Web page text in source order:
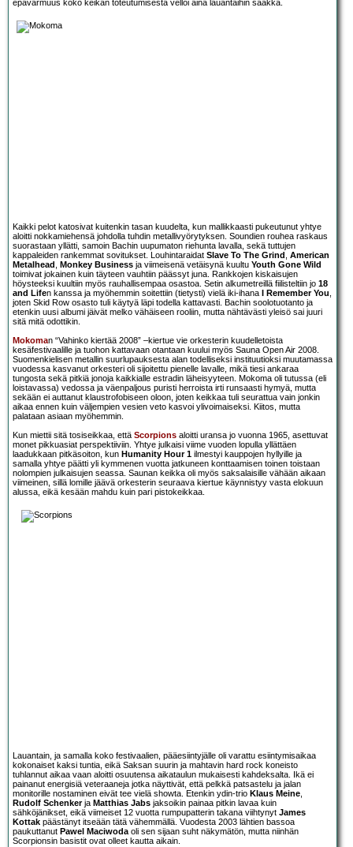
epävarmuus koko keikan toteutumisesta velloi aina lauantaihin saakka.
Kaikki pelot katosivat kuitenkin tasan kuudelta, kun mallikkaasti pukeutunut yhtye
aloitti nokkamiehensä johdolla tuhdin metallivyörytyksen. Soundien rouhea raskaus
suorastaan yllätti, samoin Bachin uupumaton riehunta lavalla, sekä tuttujen
kappaleiden rankemmat sovitukset. Louhintaraidat Slave To The Grind , American
Metalhead , Monkey Business ja viimeisenä vetäisynä kuultu Youth Gone Wild
toimivat jokainen kuin täyteen vauhtiin päässyt juna. Rankkojen kiskaisujen
höysteeksi kuultiin myös rauhallisempaa osastoa. Setin alkumetreillä fiilisteltiin jo 18
and Lifen kanssa ja myöhemmin soitettiin (tietysti) vielä iki-ihana I Remember You,
joten Skid Row osasto tuli käytyä läpi todella kattavasti. Bachin soolotuotanto ja
etenkin uusi albumi jäivät melko vähäiseen rooliin, mutta nähtävästi yleisö sai juuri
sitä mitä odottikin.
Mokoman “Vahinko kiertää 2008” –kiertue vie orkesterin kuudelletoista
kesäfestivaalille ja tuohon kattavaan otantaan kuului myös Sauna Open Air 2008.
Suomenkielisen metallin suurlupauksesta alan todelliseksi instituutioksi muutamassa
vuodessa kasvanut orkesteri oli sijoitettu pienelle lavalle, mikä tiesi ankaraa
tungosta sekä pitkiä jonoja kaikkialle estradin läheisyyteen. Mokoma oli tutussa (eli
loistavassa) vedossa ja väenpaljous puristi herroista irti runsaasti hymyä, mutta
sekään ei auttanut klaustrofobiseen oloon, joten keikkaa tuli seurattua vain jonkin
aikaa ennen kuin väljempien vesien veto kasvoi ylivoimaiseksi. Kiitos, mutta
palataan asiaan myöhemmin.
Kun miettii sitä tosiseikkaa, että Scorpions aloitti uransa jo vuonna 1965, asettuvat
monet pikkuasiat perspektiiviin. Yhtye julkaisi viime vuoden lopulla yllättäen
laadukkaan pitkäsoiton, kun Humanity Hour 1 ilmestyi kauppojen hyllyille ja
samalla yhtye päätti yli kymmenen vuotta jatkuneen konttaamisen toinen toistaan
nolompien julkaisujen seassa. Saunan keikka oli myös saksalaisille vähään aikaan
viimeinen, sillä lomille jäävä orkesterin seuraava kiertue käynnistyy vasta elokuun
alussa, eikä kesään mahdu kuin pari pistokeikkaa.
Lauantain, ja samalla koko festivaalien, pääesiintyjälle oli varattu esiintymisaikaa
kokonaiset kaksi tuntia, eikä Saksan suurin ja mahtavin hard rock koneisto
tuhlannut aikaa vaan aloitti osuutensa aikataulun mukaisesti kahdeksalta. Ikä ei
painanut energisiä veteraaneja jotka näyttivät, että pelkkä patsastelu ja jalan
monitorille nostaminen eivät tee vielä showta. Etenkin ydin-trio Klaus Meine,
Rudolf Schenkerja Matthias Jabs jaksoikin painaa pitkin lavaa kuin
sähköjänikset, eikä viimeiset 12 vuotta rumpupatterin takana viihtynyt James
Kottak päästänyt itseään tätä vähemmällä. Vuodesta 2003 lähtien bassoa
paukuttanut Pawel Maciwodaoli sen sijaan suht näkymätön, mutta niinhän
Scorpionsin basistit ovat olleet kautta aikain.